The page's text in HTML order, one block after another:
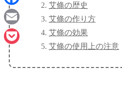
艾條の歴史
艾條の作り方
艾條の効果
艾條の使用上の注意
Facebook
Email
Pocket